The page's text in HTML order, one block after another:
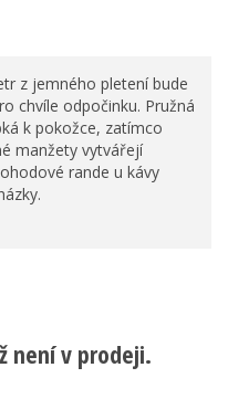
z jemného pletení bude
chvíle odpočinku. Pružná
k pokožce, zatímco
manžety vytvářejí
rande u kávy
není v prodeji.